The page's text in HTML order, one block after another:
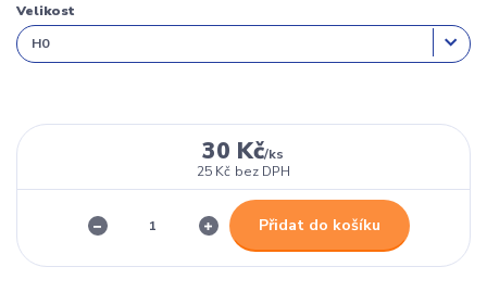
Velikost
30 Kč/ks
25 Kč bez DPH
Přidat do košíku